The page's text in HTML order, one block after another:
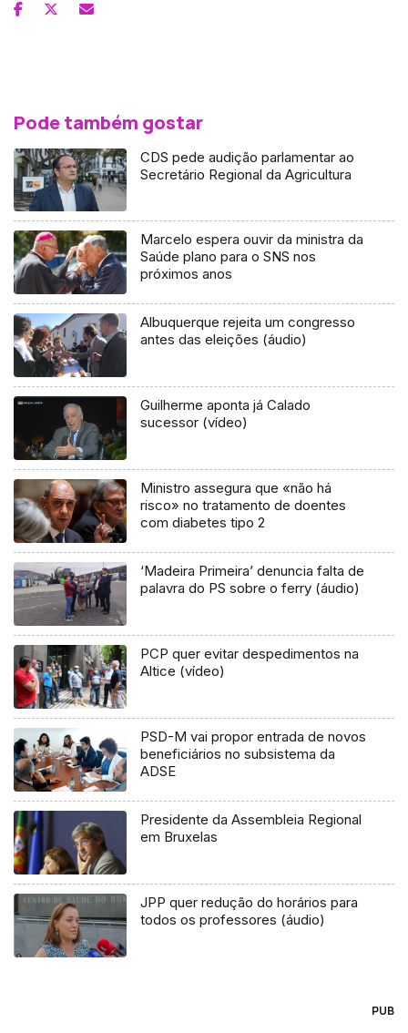
Pode também gostar
CDS pede audição parlamentar ao
Secretário Regional da Agricultura
Marcelo espera ouvir da ministra da
Saúde plano para o SNS nos
próximos anos
Albuquerque rejeita um congresso
antes das eleições (áudio)
Guilherme aponta já Calado
sucessor (vídeo)
Ministro assegura que «não há
risco» no tratamento de doentes
com diabetes tipo 2
‘Madeira Primeira’ denuncia falta de
palavra do PS sobre o ferry (áudio)
PCP quer evitar despedimentos na
Altice (vídeo)
PSD-M vai propor entrada de novos
beneficiários no subsistema da
ADSE
Presidente da Assembleia Regional
em Bruxelas
JPP quer redução do horários para
todos os professores (áudio)
PUB